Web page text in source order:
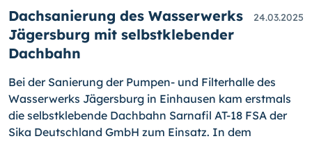
Dachsanierung des Wasserwerks
Jägersburg mit selbstklebender
Dachbahn
24.03.2025
Bei der Sanierung der Pumpen- und Filterhalle des
Wasserwerks Jägersburg in Einhausen kam erstmals
die selbstklebende Dachbahn Sarnafil AT-18 FSA der
Sika Deutschland GmbH zum Einsatz. In dem